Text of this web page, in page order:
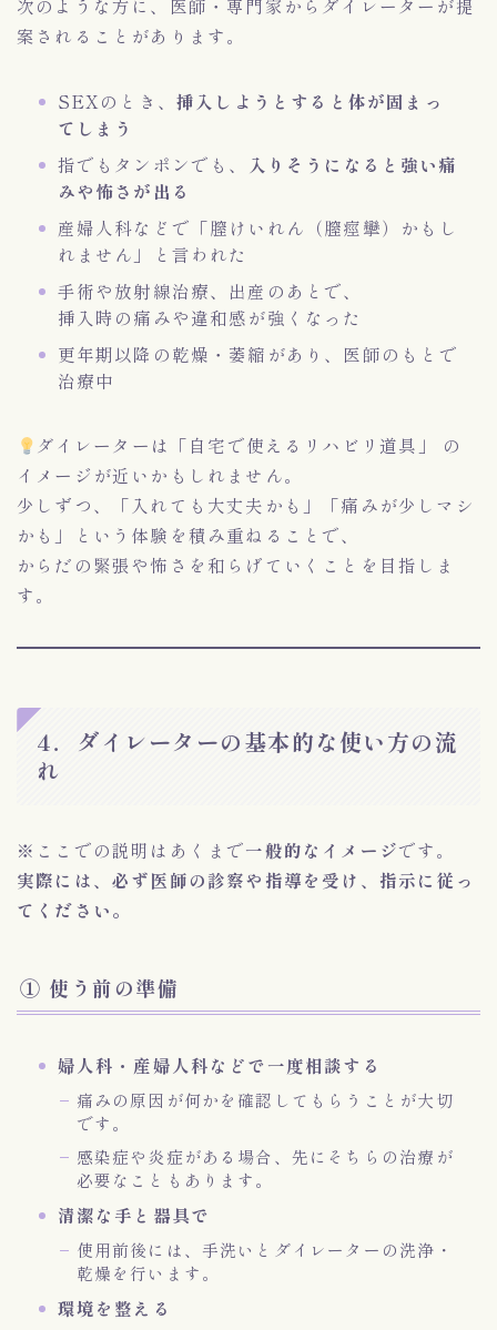
次のような方に、医師・専門家からダイレーターが提
案されることがあります。
SEXのとき、 挿入しようとすると体が固まっ
てしまう
指でもタンポンでも、
入りそうになると強い痛
みや怖さが出る
産婦人科などで「膣けいれん（膣痙攣）かもし
れません」と言われた
手術や放射線治療、出産のあとで、
挿入時の痛みや違和感が強くなった
更年期以降の乾燥・萎縮があり、医師のもとで
治療中
ダイレーターは「自宅で使えるリハビリ道具」 の
イメージが近いかもしれません。
少しずつ、「入れても大丈夫かも」「痛みが少しマシ
かも」という体験を積み重ねることで、
からだの緊張や怖さを和らげていくことを目指しま
す。
4．ダイレーターの基本的な使い方の流
れ
※ここでの説明はあくまで一般的なイメージです。
実際には、必ず医師の診察や指導を受け、指示に従っ
てください。
① 使う前の準備
婦人科・産婦人科などで一度相談する
痛みの原因が何かを確認してもらうことが大切
です。
感染症や炎症がある場合、先にそちらの治療が
必要なこともあります。
清潔な手と器具で
使用前後には、手洗いとダイレーターの洗浄・
乾燥を行います。
環境を整える